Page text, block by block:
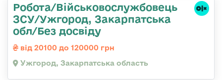
Робота/Військовослужбовець
ЗСУ/Ужгород, Закарпатська
обл/Без досвіду
від 20100 до 120000 грн
Ужгород, Закарпатська область